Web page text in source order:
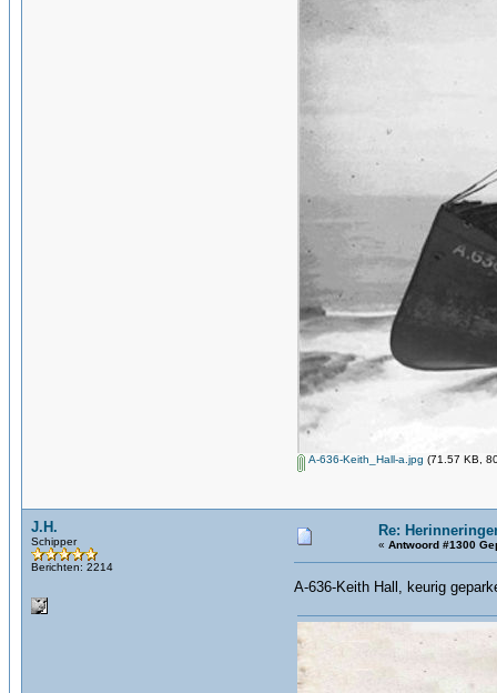
A-636-Keith_Hall-a.jpg (71.57 KB,
J.H.
Schipper
Berichten: 2214
Re:
« Antwoord #1300
A-636-Keith Hall, keurig